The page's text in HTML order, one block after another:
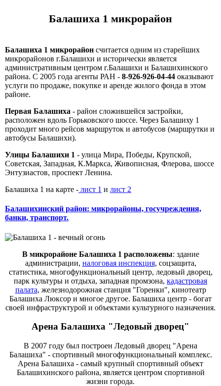
Балашиха 1 микрорайон
Балашиха 1 микрорайон считается одним из старейших
микрорайонов г.Балашихи и исторически является
административным центром г.Балашихи и Балашихинского
района. С 2005 года агенты РАН - 8-926-926-04-44 оказывают
услуги по продаже, покупке и аренде жилого фонда в этом
районе.
Первая Балашиха - район сложившейся застройки,
расположен вдоль Горьковского шоссе. Через Балашиху 1
проходит много рейсов маршруток и автобусов (маршрутки и
автобусы Балашихи).
Улицы Балашихи 1 - улица Мира, Победы, Крупской,
Советская, Западная, К.Маркса, Живописная, Флерова, шоссе
Энтузиастов, проспект Ленина.
Балашиха 1 на карте - лист 1 и лист 2
Балашихинский район: микрорайоны, госучреждения,
банки, транспорт.
В микрорайоне Балашиха 1 расположены: здание
администрации, налоговая инспекция, соцзащита,
статистика, многофункциональный центр, ледовый дворец,
парк культуры и отдыха, западная промзона, кадастровая
палата, железнодорожная станция "Горенки", кинотеатр
Балашиха Люксор и многое другое. Балашиха центр - богат
своей инфраструктурой и объектами культурного назначения.
Арена Балашиха "Ледовый дворец"
В 2007 году был построен Ледовый дворец "Арена
Балашиха" - спортивный многофункциональный комплекс.
Арена Балашиха - самый крупный спортивный объект
Балашихинского района, является центром спортивной
жизни города.